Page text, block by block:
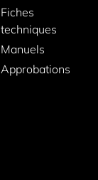
Fiches
techniques
Manuels
Approbations